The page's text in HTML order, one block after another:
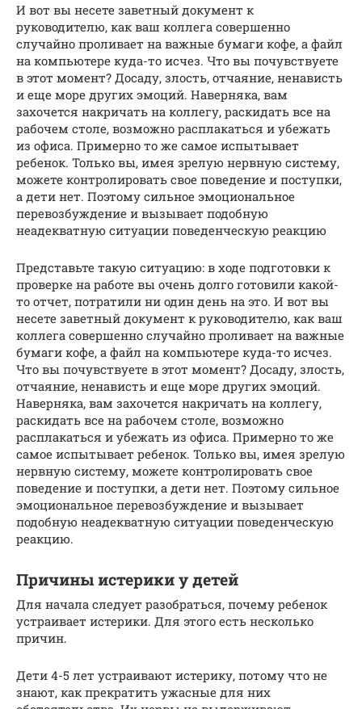
И вот вы несете заветный документ к
руководителю, как ваш коллега совершенно
случайно проливает на важные бумаги кофе, а файл
на компьютере куда-то исчез. Что вы почувствуете
в этот момент? Досаду, злость, отчаяние, ненависть
и еще море других эмоций. Наверняка, вам
захочется накричать на коллегу, раскидать все на
рабочем столе, возможно расплакаться и убежать
из офиса. Примерно то же самое испытывает
ребенок. Только вы, имея зрелую нервную систему,
можете контролировать свое поведение и поступки,
а дети нет. Поэтому сильное эмоциональное
перевозбуждение и вызывает подобную
неадекватную ситуации поведенческую реакцию
Представьте такую ситуацию: в ходе подготовки к
проверке на работе вы очень долго готовили какой-
то отчет, потратили ни один день на это. И вот вы
несете заветный документ к руководителю, как ваш
коллега совершенно случайно проливает на важные
бумаги кофе, а файл на компьютере куда-то исчез.
Что вы почувствуете в этот момент? Досаду, злость,
отчаяние, ненависть и еще море других эмоций.
Наверняка, вам захочется накричать на коллегу,
раскидать все на рабочем столе, возможно
расплакаться и убежать из офиса. Примерно то же
самое испытывает ребенок. Только вы, имея зрелую
нервную систему, можете контролировать свое
поведение и поступки, а дети нет. Поэтому сильное
эмоциональное перевозбуждение и вызывает
подобную неадекватную ситуации поведенческую
реакцию.
Причины истерики у детей
Для начала следует разобраться, почему ребенок
устраивает истерики. Для этого есть несколько
причин.
Дети 4-5 лет устраивают истерику, потому что не
знают, как прекратить ужасные для них